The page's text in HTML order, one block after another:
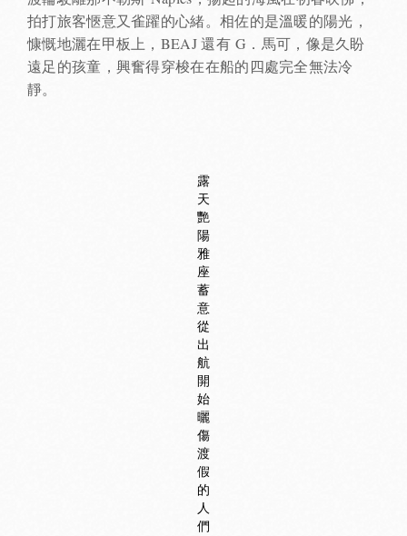
拍打旅客愜意又雀躍的心緒。相佐的是溫暖的陽光，
慷慨地灑在甲板上，BEAJ 還有 G．馬可，像是久盼
遠足的孩童，興奮得穿梭在在船的四處完全無法冷
靜。
露
天
艷
陽
雅
座
蓄
意
從
出
航
開
始
曬
傷
渡
假
的
人
們